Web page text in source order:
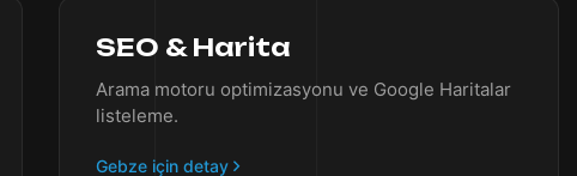
SEO & Harita
Arama motoru optimizasyonu ve Google Haritalar
listeleme.
Gebze için detay